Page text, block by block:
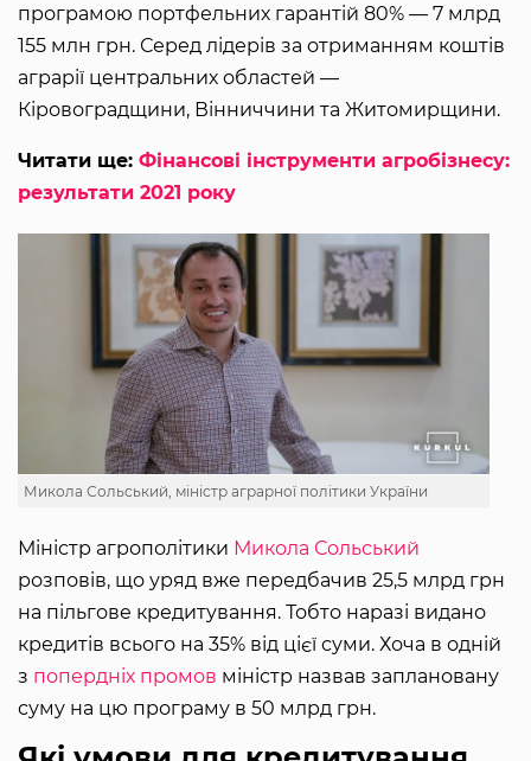
програмою портфельних гарантій 80% — 7 млрд
155 млн грн. Серед лідерів за отриманням коштів
аграрії центральних областей —
Кіровоградщини, Вінниччини та Житомирщини.
Читати ще: Фінансові інструменти агробізнесу:
результати 2021 року
Микола Сольський, міністр аграрної політики України
Міністр агрополітики Микола Сольський
розповів, що уряд вже передбачив 25,5 млрд грн
на пільгове кредитування. Тобто наразі видано
кредитів всього на 35% від цієї суми. Хоча в одній
з попердніх промов міністр назвав заплановану
суму на цю програму в 50 млрд грн.